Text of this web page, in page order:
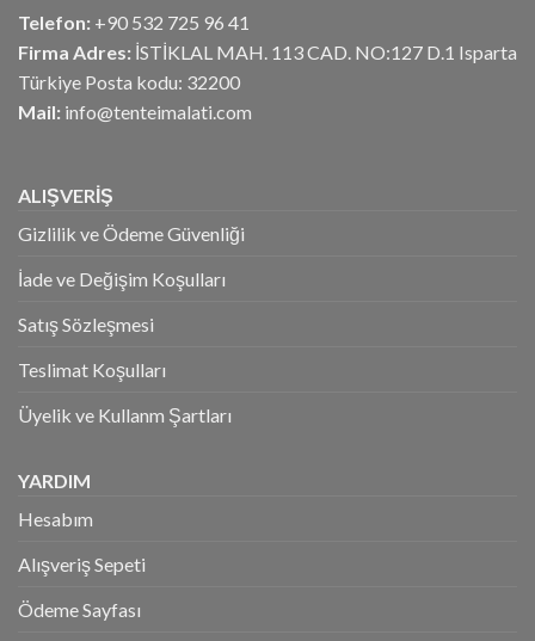
Telefon: +90 532 725 96 41
Firma Adres: İSTİKLAL MAH. 113 CAD. NO:127 D.1 Isparta
Türkiye Posta kodu: 32200
Mail: info@tenteimalati.com
ALIŞVERİŞ
Gizlilik ve Ödeme Güvenliği
İade ve Değişim Koşulları
Satış Sözleşmesi
Teslimat Koşulları
Üyelik ve Kullanm Şartları
YARDIM
Hesabım
Alışveriş Sepeti
Ödeme Sayfası